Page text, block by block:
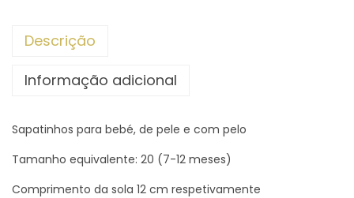
Descrição
Informação adicional
Sapatinhos para bebé, de pele e com pelo
Tamanho equivalente: 20 (7-12 meses)
Comprimento da sola 12 cm respetivamente